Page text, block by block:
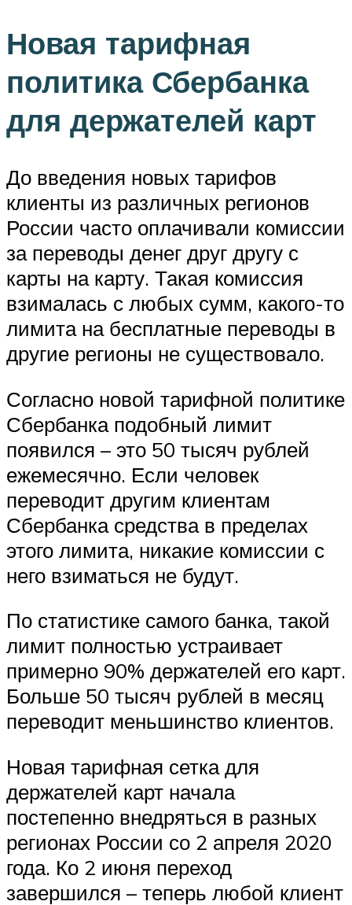
Новая тарифная
политика Сбербанка
для держателей карт
До введения новых тарифов
клиенты из различных регионов
России часто оплачивали комиссии
за переводы денег друг другу с
карты на карту. Такая комиссия
взималась с любых сумм, какого-то
лимита на бесплатные переводы в
другие регионы не существовало.
Согласно новой тарифной политике
Сбербанка подобный лимит
появился – это 50 тысяч рублей
ежемесячно. Если человек
переводит другим клиентам
Сбербанка средства в пределах
этого лимита, никакие комиссии с
него взиматься не будут.
По статистике самого банка, такой
лимит полностью устраивает
примерно 90% держателей его карт.
Больше 50 тысяч рублей в месяц
переводит меньшинство клиентов.
Новая тарифная сетка для
держателей карт начала
постепенно внедряться в разных
регионах России со 2 апреля 2020
года. Ко 2 июня переход
завершился – теперь любой клиент